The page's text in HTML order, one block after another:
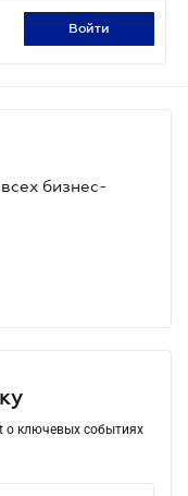
войти
бизнес-
о ключевых событиях